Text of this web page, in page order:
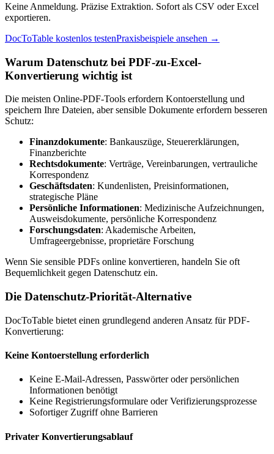
Keine Anmeldung. Präzise Extraktion. Sofort als CSV oder Excel
exportieren.
DocToTable kostenlos testenPraxisbeispiele ansehen →
Warum Datenschutz bei PDF-zu-Excel-
Konvertierung wichtig ist
Die meisten Online-PDF-Tools erfordern Kontoerstellung und
speichern Ihre Dateien, aber sensible Dokumente erfordern besseren
Schutz:
Finanzdokumente: Bankauszüge, Steuererklärungen,
Finanzberichte
Rechtsdokumente: Verträge, Vereinbarungen, vertrauliche
Korrespondenz
Geschäftsdaten: Kundenlisten, Preisinformationen,
strategische Pläne
Persönliche Informationen: Medizinische Aufzeichnungen,
Ausweisdokumente, persönliche Korrespondenz
Forschungsdaten: Akademische Arbeiten,
Umfrageergebnisse, proprietäre Forschung
Wenn Sie sensible PDFs online konvertieren, handeln Sie oft
Bequemlichkeit gegen Datenschutz ein.
Die Datenschutz-Priorität-Alternative
DocToTable bietet einen grundlegend anderen Ansatz für PDF-
Konvertierung:
Keine Kontoerstellung erforderlich
Keine E-Mail-Adressen, Passwörter oder persönlichen
Informationen benötigt
Keine Registrierungsformulare oder Verifizierungsprozesse
Sofortiger Zugriff ohne Barrieren
Privater Konvertierungsablauf